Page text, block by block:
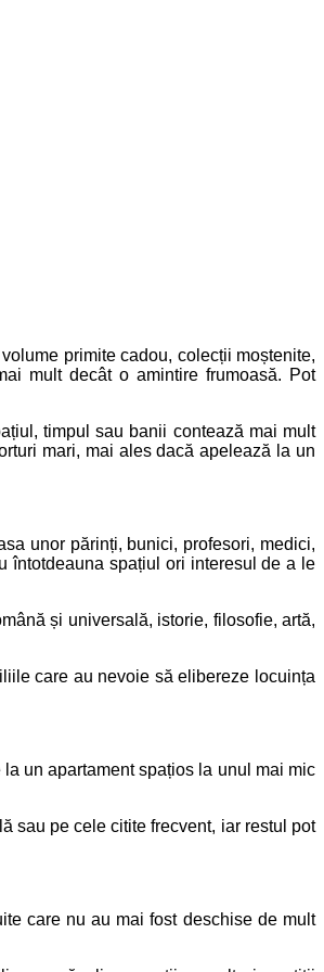
primite cadou, colecții moștenite,
mult decât o amintire frumoasă. Pot
timpul sau banii contează mai mult
mari, mai ales dacă apelează la un
unor părinți, bunici, profesori, medici,
întotdeauna spațiul ori interesul de a le
și universală, istorie, filosofie, artă,
care au nevoie să elibereze locuința
un apartament spațios la unul mai mic
sau pe cele citite frecvent, iar restul pot
care nu au mai fost deschise de mult